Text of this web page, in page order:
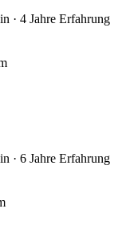
· 4 Jahre Erfahrung
· 6 Jahre Erfahrung